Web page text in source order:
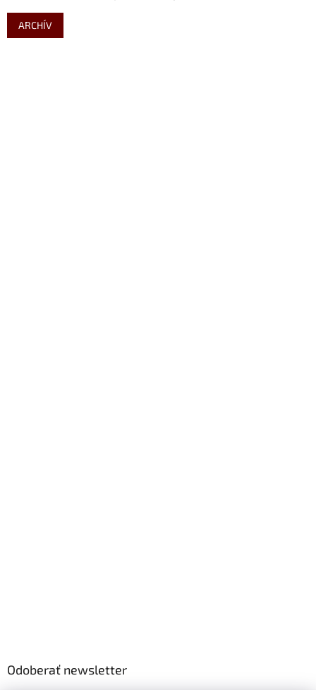
ARCHÍV
Odoberať newsletter